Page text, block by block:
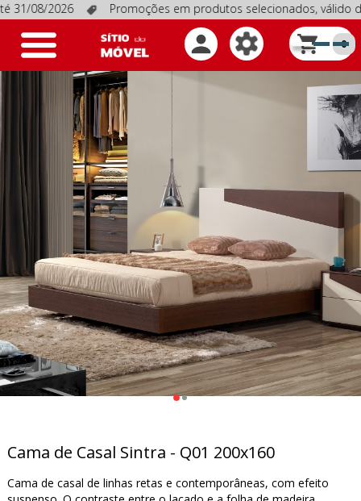
08/2026 Promoções em produtos selecionados, válido de 1/
Toggle
navigation 0
Cama de Casal Sintra - Q01 200x160
Cama de casal de linhas retas e contemporâneas, com efeito